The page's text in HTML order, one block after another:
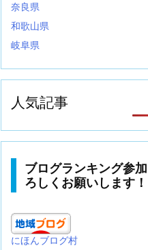
奈良県
和歌山県
岐阜県
人気記事
ブログランキング参
ろしくお願いします！
にほんブログ村